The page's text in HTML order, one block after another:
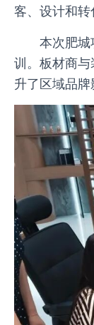
客、设计和转
本次肥城
训。板材商
升了区域品牌